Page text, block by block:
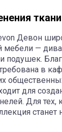
Девон
мебели —
и подушек.
в
для
Для тех,